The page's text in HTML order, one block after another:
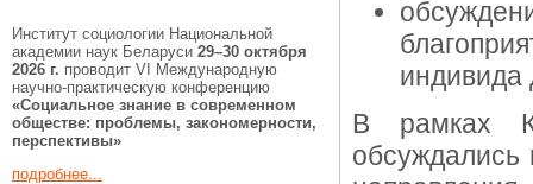
Институт социологии Национальной
академии наук Беларуси 29–30 октября
2026 г. проводит VI Международную
научно-практическую конференцию
«Социальное знание в современном
обществе: проблемы, закономерности,
перспективы»
подробнее...
индивида
В рамках
обсуждались